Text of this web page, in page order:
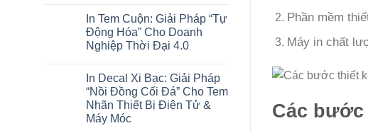
In Tem Cuộn: Giải Pháp “Tự
Động Hóa” Cho Doanh
Nghiệp Thời Đại 4.0
In Decal Xi Bạc: Giải Pháp
“Nồi Đồng Cối Đá” Cho Tem
Nhãn Thiết Bị Điện Tử &
Máy Móc
Phần mềm
Máy in chất
Các